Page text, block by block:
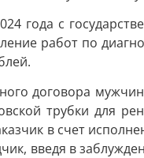
года с
работ по
договора
трубки для
в счет
введя в